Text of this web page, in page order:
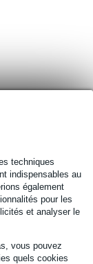
techniques
indispensables au
également
pour les
et analyser le
vous pouvez
quels cookies